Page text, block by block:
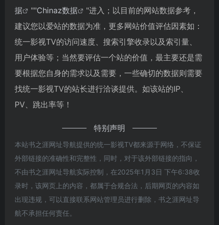
据
""Chinaz数据
"进入；以目前的网站数据参考，
建议您以爱站的数据为准，更多网站价值评估因素如：
统一影视TV的访问速度、搜索引擎收录以及索引量、
用户体验等；当然要评估一个站的价值，最主要还是需
要根据您自身的需求以及需要，一些确切的数据则需要
找统一影视TV的站长进行洽谈提供。如该站的IP、
PV、跳出率等！
特别声明
本站书之涯网址导航提供的统一影视TV都来源于网络，不保证
外部链接的准确性和完整性，同时，对于该外部链接的指向，
不由书之涯网址导航实际控制，在2025年1月3日 下午6:38收
录时，该网页上的内容，都属于合规合法，后期网页的内容如
出现违规，可以直接联系网站管理员进行删除，书之涯网址导
航不承担任何责任。